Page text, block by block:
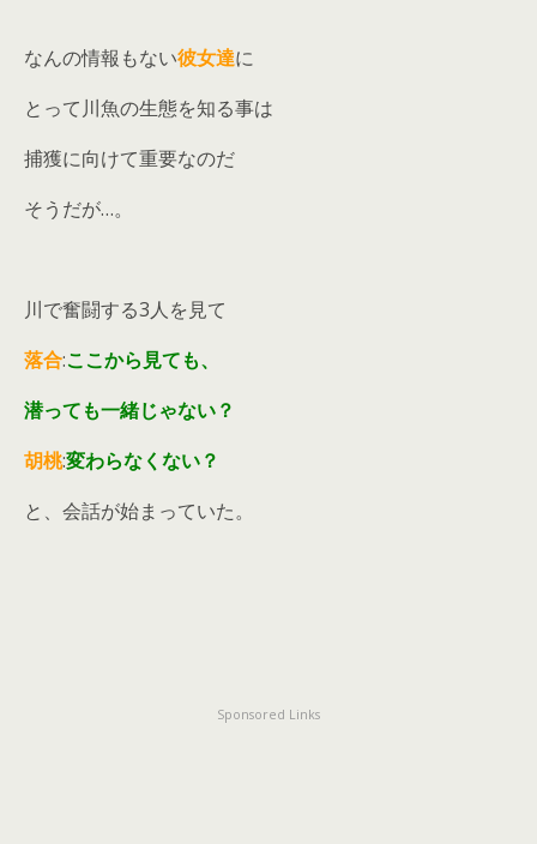
なんの情報もない彼女達に
とって川魚の生態を知る事は
捕獲に向けて重要なのだ
そうだが…。
川で奮闘する3人を見て
落合:ここから見ても、
潜っても一緒じゃない？
胡桃:変わらなくない？
と、会話が始まっていた。
Sponsored Links